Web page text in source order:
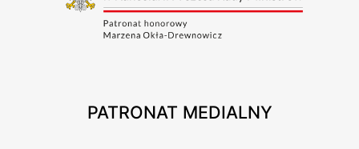
PATRONAT MEDIALNY